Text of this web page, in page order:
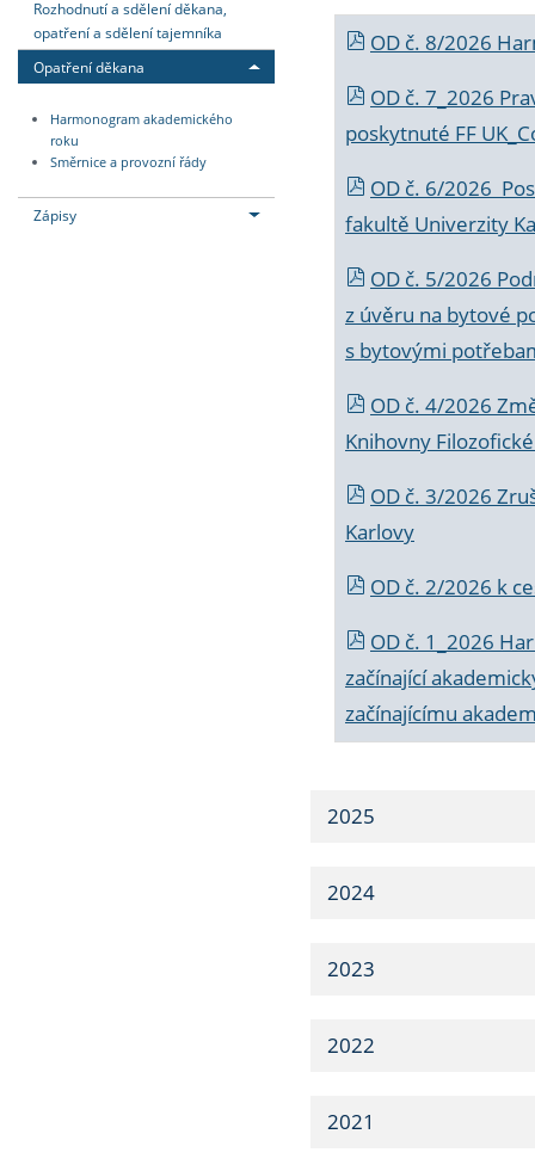
Rozhodnutí a sdělení děkana,
opatření a sdělení tajemníka
Opatření děkana
Harmonogram akademického
roku
Směrnice a provozní řády
Zápisy
OD č. 8/2026
OD č. 7_2026
poskytnuté FF
OD č. 6/2026
fakultě Univerzity
OD č. 5/2026
z úvěru na bytové
s bytovými
OD č. 4/2026
Knihovny
OD č. 3/2026
Karlovy
OD č. 2/2026 k
OD č. 1_2026
začínající
začínajícímu
2025
2024
2023
2022
2021